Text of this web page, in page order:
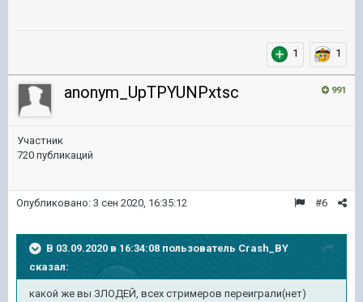
1 1
991
anonym_UpTPYUNPxtsc
Участник
720 публикаций
#6
Опубликовано: 3 сен 2020, 16:35:12
В 03.09.2020 в 16:34:08 пользователь Crash_BY
сказал:
какой же вы ЗЛОДЕЙ, всех стримеров переиграли(нет)